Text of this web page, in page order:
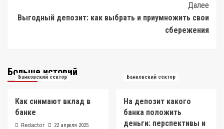
Далее
Выгодный депозит: как выбрать и приумножить свои
сбережения
Больше историй
Банковский сектор
Как снимают вклад в
банке
Redactor 22 апреля 2025
Банковский сектор
На депозит какого
банка положить
деньги: перспективы и